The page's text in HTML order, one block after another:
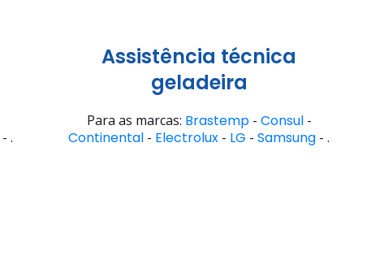
- .
Assistência técnica
geladeira
Para as marcas: Brastemp- Consul-
Continental - Electrolux - LG - Samsung - .